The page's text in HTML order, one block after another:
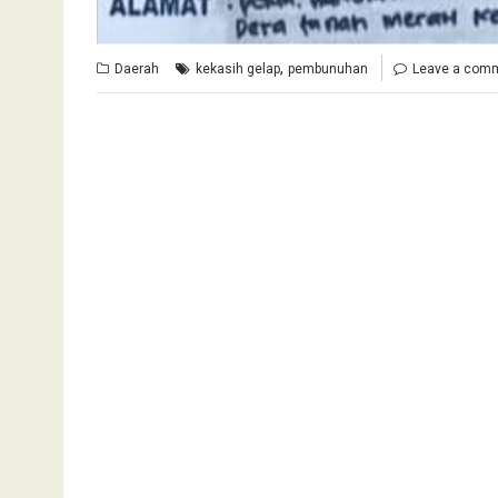
Daerah kekasih gelap, pembunuhan Leave a